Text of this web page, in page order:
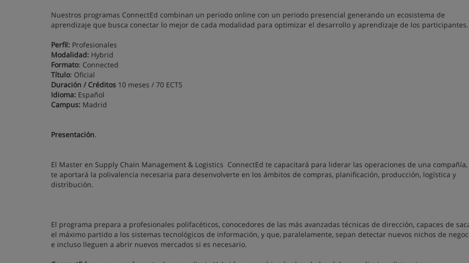
Nuestros programas ConnectEd combinan un periodo online con un periodo presencial generando un ecosistema de
aprendizaje que busca conectar lo mejor de cada modalidad para optimizar el desarrollo y aprendizaje de los participantes.
Perfil: Profesionales
Modalidad: Hybrid
Formato: Connected
Título: Oficial
Duración / Créditos 10 meses / 70 ECTS
Idioma: Español
Campus: Madrid
Presentación.
El Master en Supply Chain Management & Logistics ConnectEd te capacitará para liderar las operaciones de una compañía,
te aportará la polivalencia necesaria para desenvolverte en los ámbitos de compras, planificación, producción, logística y
distribución.
El programa prepara a profesionales polifacéticos, conocedores de las más avanzadas técnicas de dirección, capaces de
el máximo partido a los sistemas tecnológicos de información, y que, paralelamente, sepan detectar nuevos nichos de
e incluso lleguen a abrir nuevos mercados si es necesario.